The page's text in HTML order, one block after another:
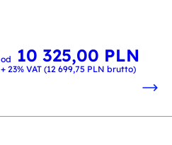
od 10 325,00 PLN
+ 23% VAT (12 699,75 PLN brutto)